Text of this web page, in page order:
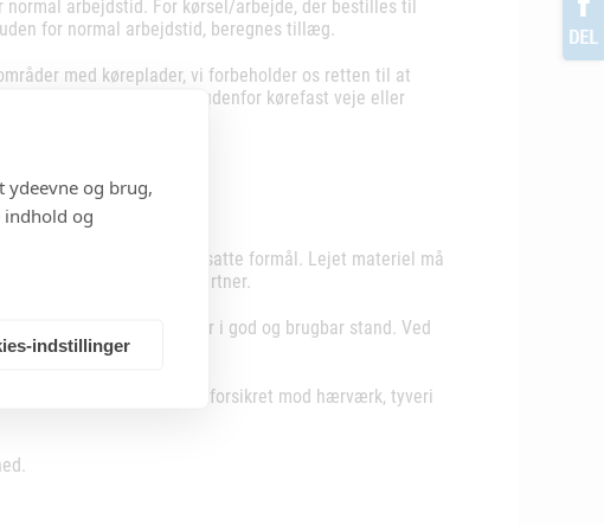
arbejdstid. For kørsel/arbejde, der bestilles til
for normal arbejdstid, beregnes tillæg.
med køreplader, vi forbeholder os retten til at
såfremt fastkørsel udenfor kørefast veje eller
til at aftalte eller forudsatte formål. Lejet materiel må
S udpeget samarbejdspartner.
at det stadighed er i god og brugbar stand. Ved
dagspriser.
holde det lejede fuldt ud forsikret mod hærværk, tyveri
ydeevne og brug,
indhold og
indstillinger